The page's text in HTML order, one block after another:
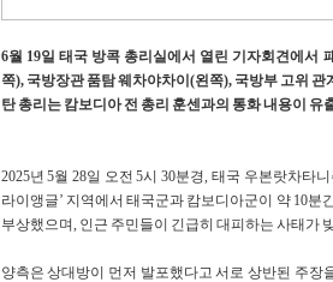
6월 19일 태국 방콕 총리실에서 열린 기자회견에서
쪽), 국방장관 품탐 웨차야차이(왼쪽), 국방부 고위
탄 총리는 캄보디아 전 총리 훈센과의 통화 내용이 유
2025년 5월 28일 오전 5시 30분경, 태국 우본랏차타
라이앵글’ 지역에서 태국군과 캄보디아군이 약 10
부상했으며, 인근 주민들이 긴급히 대피하는 사태가
양측은 상대방이 먼저 발포했다고 서로 상반된 주